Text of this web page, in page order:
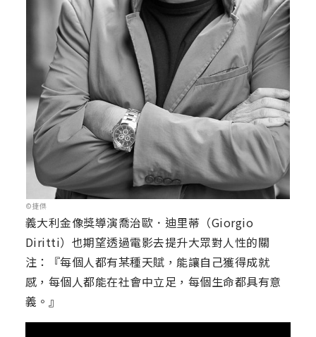
©捷傑
義大利金像獎導演喬治歐．迪里蒂（Giorgio
Diritti）也期望透過電影去提升大眾對人性的關
注：『每個人都有某種天賦，能讓自己獲得成就
感，每個人都能在社會中立足，每個生命都具有意
義。』